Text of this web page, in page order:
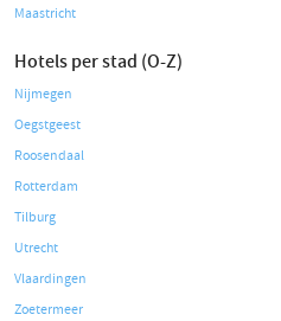
Maastricht
Hotels per stad (O-Z)
Nijmegen
Oegstgeest
Roosendaal
Rotterdam
Tilburg
Utrecht
Vlaardingen
Zoetermeer